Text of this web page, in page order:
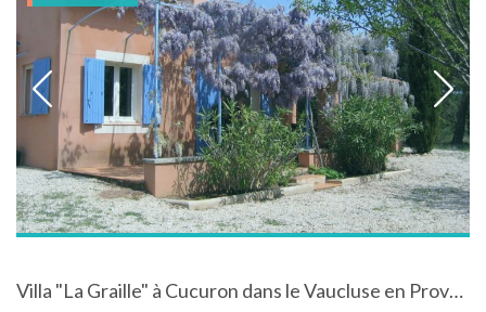
Villa "La Graille" à Cucuron dans le Vaucluse en Provence Alpes Côte d'Azur